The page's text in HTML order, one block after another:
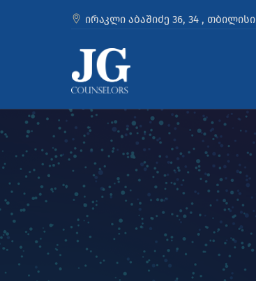
ირაკლი აბაშიძე 36, 34 , თბილისი